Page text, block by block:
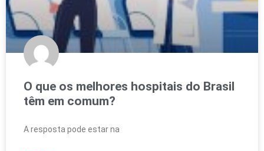
O que os melhores hospitais do Brasil
têm em comum?
A resposta pode estar na